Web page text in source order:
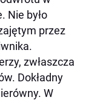
Nie było
przez
zwłaszcza
Dokładny
W